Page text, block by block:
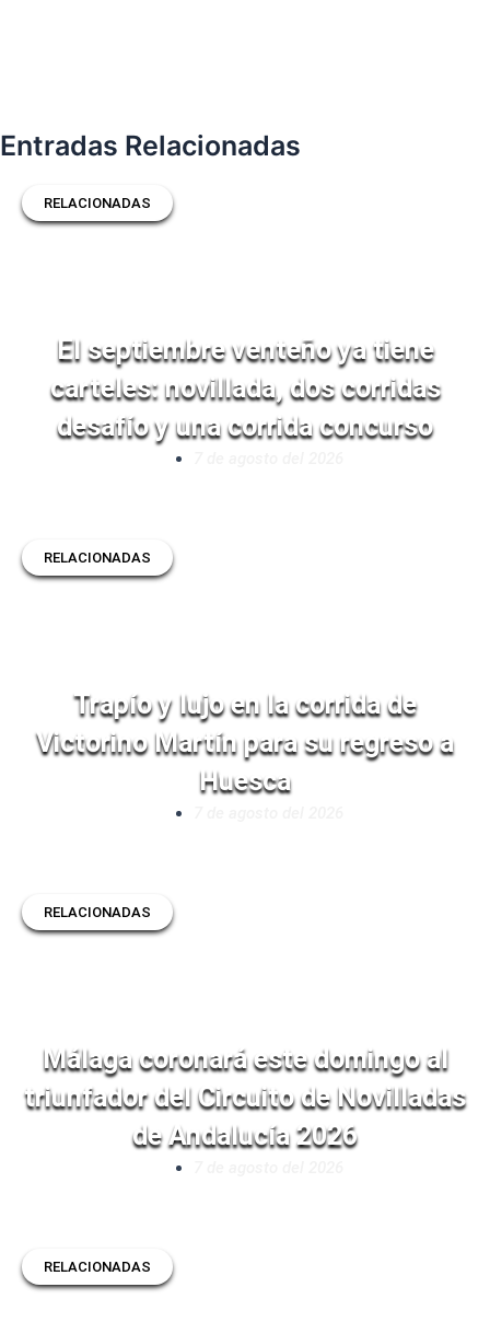
Entradas Relacionadas
RELACIONADAS
El septiembre venteño ya tiene
carteles: novillada, dos corridas
desafío y una corrida concurso
RELACIONADAS
Trapío y lujo en la corrida de
Victorino Martín para su regreso a
Huesca
RELACIONADAS
Málaga coronará este domingo al
triunfador del Circuito de Novilladas
de Andalucía 2026
RELACIONADAS